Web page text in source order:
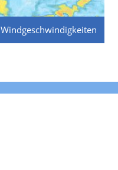
Windgeschwindigkeiten